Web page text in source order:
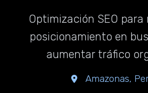
Optimización SEO para
posicionamiento en
aumentar tráfico
Amazonas,